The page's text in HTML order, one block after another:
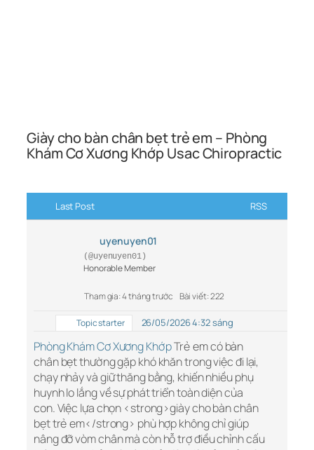
Giày cho bàn chân bẹt trẻ em – Phòng
Khám Cơ Xương Khớp Usac Chiropractic
Last Post RSS
uyenuyen01
(@uyenuyen01)
Honorable Member
Tham gia: 4 tháng trước Bài viết: 222
Topic starter 26/05/2026 4:32 sáng
Phòng Khám Cơ Xương KhớpTrẻ em có bàn
chân bẹt thường gặp khó khăn trong việc đi lại,
chạy nhảy và giữ thăng bằng, khiến nhiều phụ
huynh lo lắng về sự phát triển toàn diện của
con. Việc lựa chọn <strong>giày cho bàn chân
bẹt trẻ em</strong> phù hợp không chỉ giúp
nâng đỡ vòm chân mà còn hỗ trợ điều chỉnh cấu